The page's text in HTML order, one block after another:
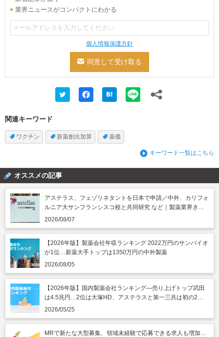
業界ニュースがコンパクトにわかる
個人情報保護方針
関連キーワード
ワクチン 新薬創出加算 薬価
キーワード一覧はこちら
オススメの記事
アステラス、フェゾリネタントを日本で申請／中外、カリフォ
ルニア大サンフランシスコ校と共同研究 など｜製薬業界きょ
うのニュースまとめ読み（2026年8月7日）
2026/08/07
【2026年版】製薬会社年収ランキング 2022万円のサンバイオ
が1位…新薬大手トップは1350万円の中外製薬
2026/08/05
【2026年版】国内製薬会社ランキング―売り上げトップ武田
は4.5兆円…2位は大塚HD、アステラスと第一三共は初の2兆
円突破
2026/05/25
MRで新たな大型募集、領域未経験で応募できる求人も増加…